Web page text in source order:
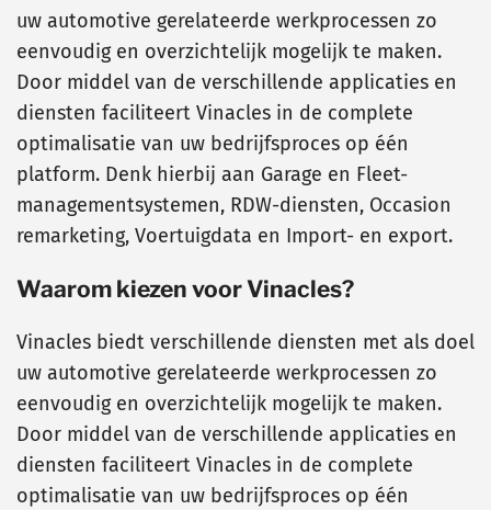
uw automotive gerelateerde werkprocessen zo
eenvoudig en overzichtelijk mogelijk te maken.
Door middel van de verschillende applicaties en
diensten faciliteert Vinacles in de complete
optimalisatie van uw bedrijfsproces op één
platform. Denk hierbij aan Garage en Fleet-
managementsystemen, RDW-diensten, Occasion
remarketing, Voertuigdata en Import- en export.
Waarom kiezen voor Vinacles?
Vinacles biedt verschillende diensten met als doel
uw automotive gerelateerde werkprocessen zo
eenvoudig en overzichtelijk mogelijk te maken.
Door middel van de verschillende applicaties en
diensten faciliteert Vinacles in de complete
optimalisatie van uw bedrijfsproces op één